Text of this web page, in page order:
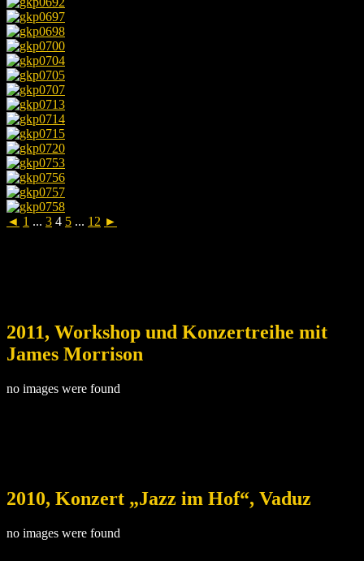
◄ 1 ... 3 4 5 ... 12 ►
2011, Workshop und Konzertreihe mit
James Morrison
no images were found
2010, Konzert „Jazz im Hof“, Vaduz
no images were found